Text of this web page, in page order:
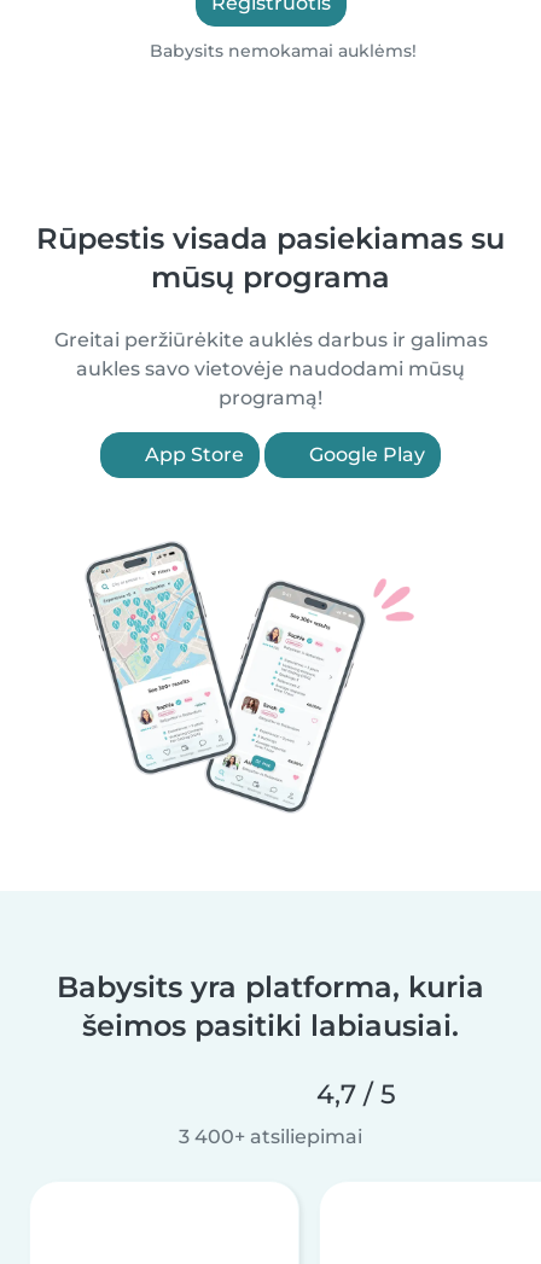
Babysits nemokamai auklėms!
Rūpestis visada pasiekiamas su
mūsų programa
Greitai peržiūrėkite auklės darbus ir galimas
aukles savo vietovėje naudodami mūsų
programą!
App Store Google Play
Babysits yra platforma, kuria
šeimos pasitiki labiausiai.
4,7 / 5
3 400+ atsiliepimai